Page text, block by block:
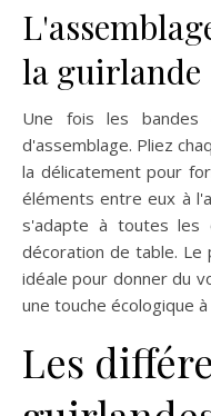
la guirlande
Une fois les bandes
d'assemblage. Pliez
la délicatement pour
éléments entre eux à
s'adapte à toutes les
décoration de table. Le
idéale pour donner du
une touche écologique
Les